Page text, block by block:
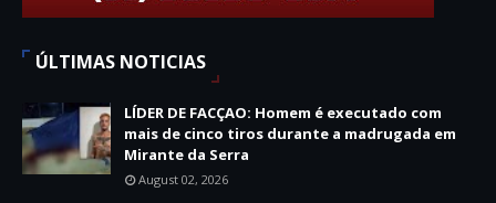
ÚLTIMAS NOTICIAS
LÍDER DE FACÇAO: Homem é executado com
mais de cinco tiros durante a madrugada em
Mirante da Serra
August 02, 2026